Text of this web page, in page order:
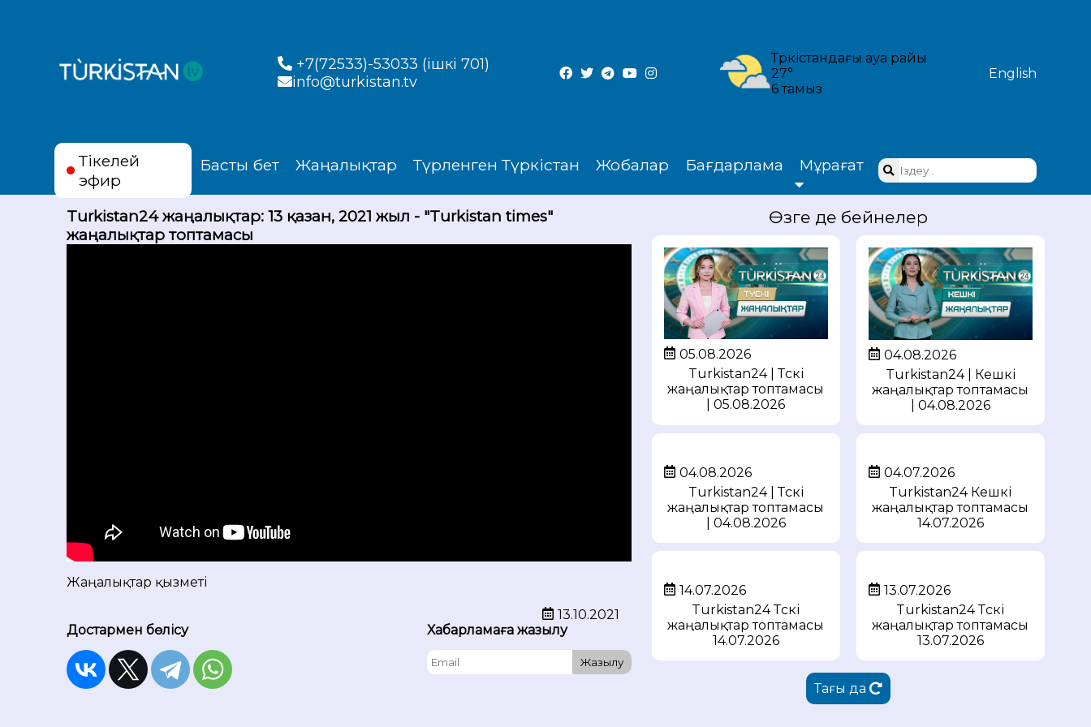
+7(72533)-53033 (ішкі 701)
info@turkistan.tv
Түркістандағы ауа райы
27°
6 тамыз
English
Тікелей
эфир
Басты бет Жаңалықтар Түрленген Түркістан Жобалар Бағдарлама Мұрағат
Turkistan24 жаңалықтар: 13 қазан, 2021 жыл - "Turkistan times"
жаңалықтар топтамасы
Жаңалықтар қызметі
13.10.2021
Достармен бөлісу
Хабарламаға жазылу
Жазылу
Өзге де бейнелер
05.08.2026
Turkistan24 | Түскі
жаңалықтар топтамасы
| 05.08.2026
04.08.2026
Turkistan24 | Кешкі
жаңалықтар топтамасы
| 04.08.2026
04.08.2026
Turkistan24 | Түскі
жаңалықтар топтамасы
| 04.08.2026
04.07.2026
Turkistan24 Кешкі
жаңалықтар топтамасы
14.07.2026
14.07.2026
Turkistan24 Түскі
жаңалықтар топтамасы
14.07.2026
13.07.2026
Turkistan24 Түскі
жаңалықтар топтамасы
13.07.2026
Тағы да